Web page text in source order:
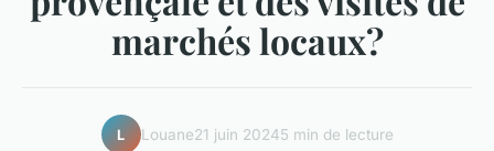
marchés locaux?
L Louane21 juin 20245 min de lecture